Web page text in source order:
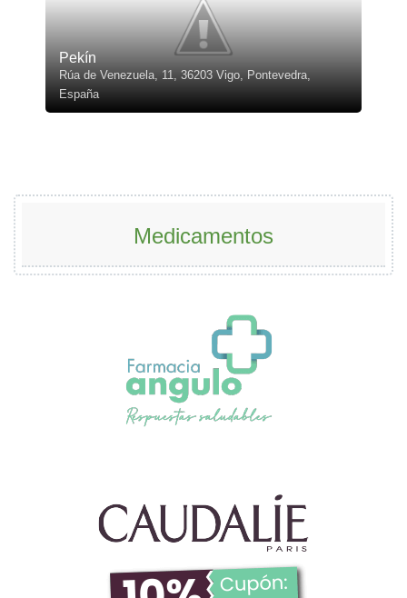
Pekín
Rúa de Venezuela, 11, 36203 Vigo, Pontevedra,
España
Medicamentos